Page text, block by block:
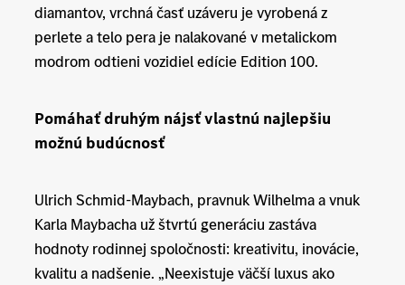
diamantov, vrchná časť uzáveru je vyrobená z
perlete a telo pera je nalakované v metalickom
modrom odtieni vozidiel edície Edition 100.
Pomáhať druhým nájsť vlastnú najlepšiu
možnú budúcnosť
Ulrich Schmid-Maybach, pravnuk Wilhelma a vnuk
Karla Maybacha už štvrtú generáciu zastáva
hodnoty rodinnej spoločnosti: kreativitu, inovácie,
kvalitu a nadšenie. „Neexistuje väčší luxus ako